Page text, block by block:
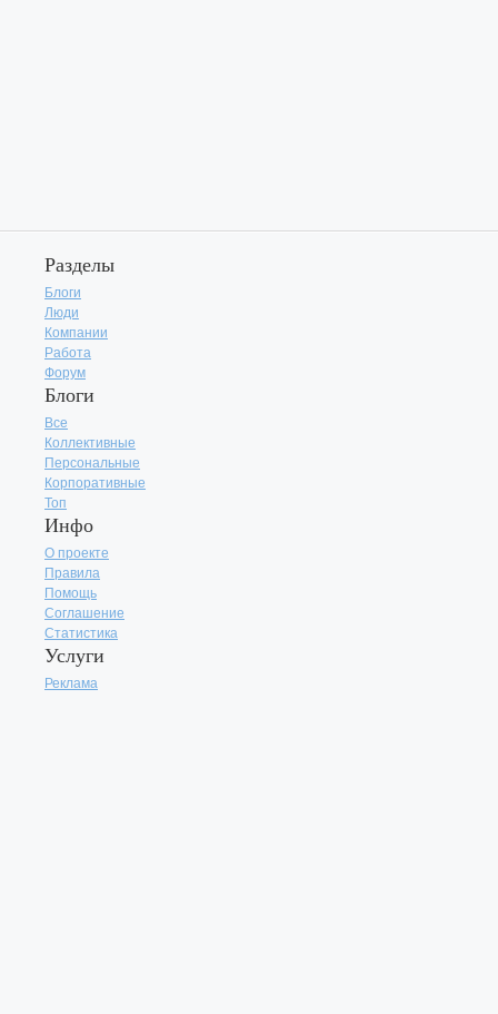
Разделы
Блоги
Люди
Компании
Работа
Форум
Блоги
Все
Коллективные
Персональные
Корпоративные
Топ
Инфо
О проекте
Правила
Помощь
Соглашение
Статистика
Услуги
Реклама